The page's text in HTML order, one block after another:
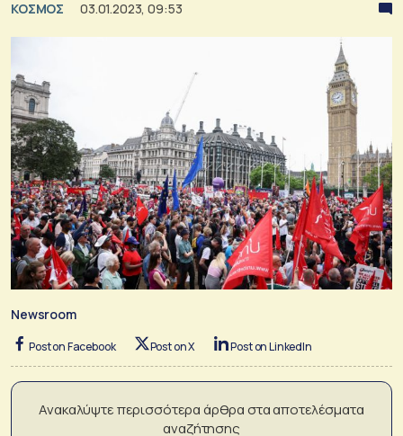
ΚΟΣΜΟΣ 03.01.2023, 09:53
Newsroom
Post on Facebook Post on X Post on LinkedIn
Ανακαλύψτε περισσότερα άρθρα στα αποτελέσματα
αναζήτησης